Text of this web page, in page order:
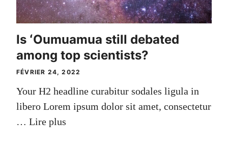
Is ʻOumuamua still debated
among top scientists?
FÉVRIER 24, 2022
Your H2 headline curabitur sodales ligula in
libero Lorem ipsum dolor sit amet, consectetur
… Lire plus